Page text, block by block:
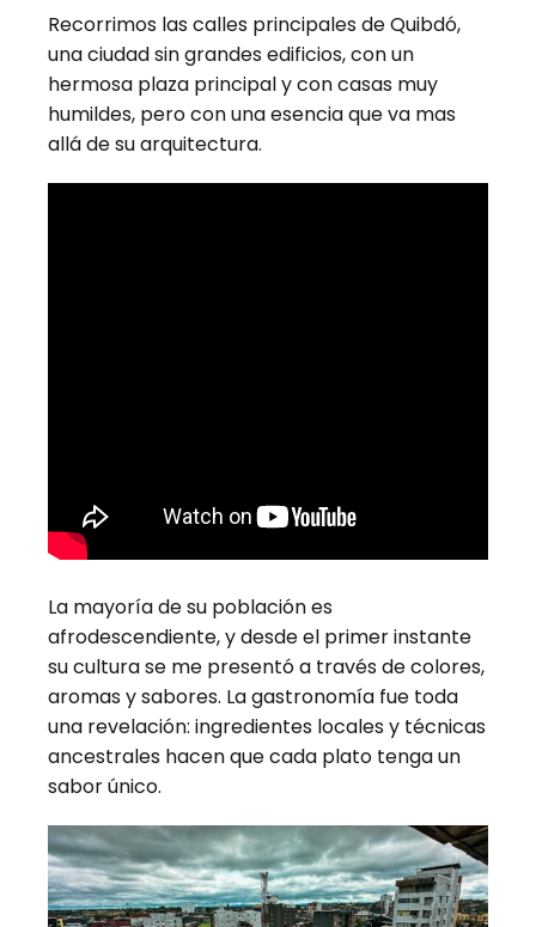
Recorrimos las calles principales de Quibdó,
una ciudad sin grandes edificios, con un
hermosa plaza principal y con casas muy
humildes, pero con una esencia que va mas
allá de su arquitectura.
La mayoría de su población es
afrodescendiente, y desde el primer instante
su cultura se me presentó a través de colores,
aromas y sabores. La gastronomía fue toda
una revelación: ingredientes locales y técnicas
ancestrales hacen que cada plato tenga un
sabor único.